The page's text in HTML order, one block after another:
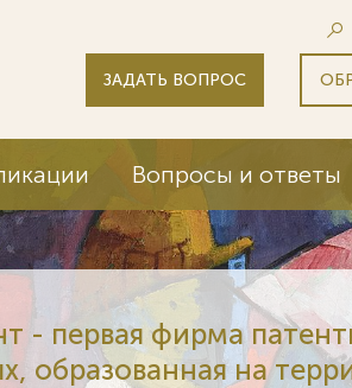
ЗАДАТЬ ВОПРОС
Вопросы и ответы
- первая фирма
образованная на